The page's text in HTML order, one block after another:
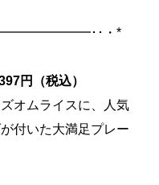
･･・*
円（税込）
オムライスに、人気
付いた大満足プレー